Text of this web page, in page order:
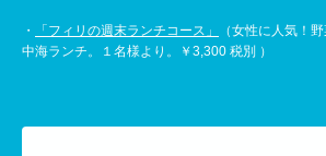
・ 「フィリの週末ランチコース」
（女性に人気！
中海ランチ。１名様より。￥3,300 税別 ）